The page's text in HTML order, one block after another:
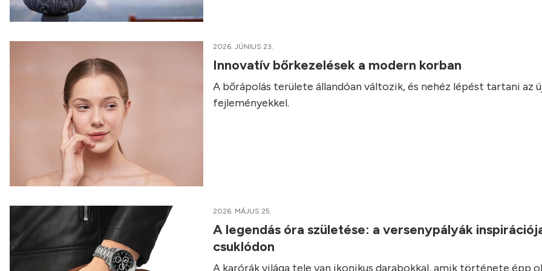
2026. JÚNIUS 23.
Innovatív bőrkezelések a modern korban
A bőrápolás területe állandóan változik, és nehéz lépést tartani az
fejleményekkel.
2026. MÁJUS 25.
A legendás óra születése: a versenypályák
csuklódon
A karórák világa tele van ikonikus darabokkal, amik története épp